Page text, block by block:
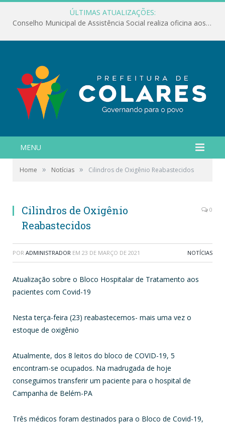
ÚLTIMAS ATUALIZAÇÕES:
Conselho Municipal de Assistência Social realiza oficina aos servidores
MENU
Home » Notícias » Cilindros de Oxigênio Reabastecidos
Cilindros de Oxigênio
Reabastecidos
0
POR ADMINISTRADOR EM 23 DE MARÇO DE 2021 NOTÍCIAS
Atualização sobre o Bloco Hospitalar de Tratamento aos
pacientes com Covid-19
Nesta terça-feira (23) reabastecemos- mais uma vez o
estoque de oxigênio
Atualmente, dos 8 leitos do bloco de COVID-19, 5
encontram-se ocupados. Na madrugada de hoje
conseguimos transferir um paciente para o hospital de
Campanha de Belém-PA
Três médicos foram destinados para o Bloco de Covid-19,